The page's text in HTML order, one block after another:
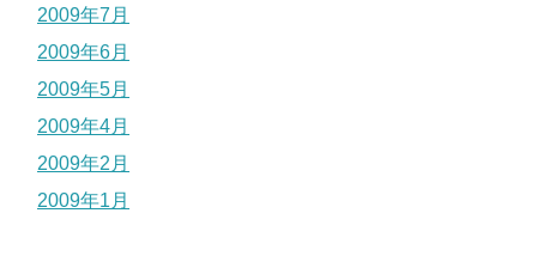
2009年7月
2009年6月
2009年5月
2009年4月
2009年2月
2009年1月